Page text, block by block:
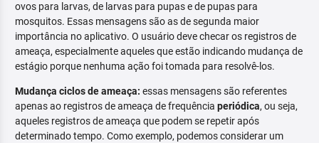
ovos para larvas, de larvas para pupas e de pupas para
mosquitos. Essas mensagens são as de segunda maior
importância no aplicativo. O usuário deve checar os registros de
ameaça, especialmente aqueles que estão indicando mudança de
estágio porque nenhuma ação foi tomada para resolvê-los.
Mudança ciclos de ameaça: essas mensagens são referentes
apenas ao registros de ameaça de frequência periódica, ou seja,
aqueles registros de ameaça que podem se repetir após
determinado tempo. Como exemplo, podemos considerar um